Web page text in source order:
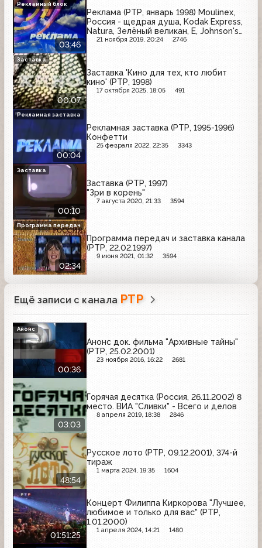
03:46
Реклама (РТР, январь 1998) Moulinex,
Россия - щедрая душа, Kodak Express,
Natura, Зелёный великан, E, Johnson's
PH 5.5, Colgate
21 ноября 2019, 20:24 2746
Рекламный блок
00:07
Заставка 'Кино для тех, кто любит
кино' (РТР, 1998)
17 октября 2025, 18:05 491
Заставка
00:04
Рекламная заставка (РТР, 1995-1996)
Конфетти
25 февраля 2022, 22:35 3343
Рекламная заставка
00:10
Заставка (РТР, 1997)
"Зри в корень"
7 августа 2020, 21:33 3594
Заставка
02:34
Программа передач и заставка канала
(РТР, 22.02.1997)
9 июня 2021, 01:32 3594
Программа передач
Ещё записи с канала РТР
00:36
Анонс док. фильма "Архивные тайны"
(РТР, 25.02.2001)
23 ноября 2016, 16:22 2681
Анонс
03:03
Горячая десятка (Россия, 26.11.2002) 8
место. ВИА "Сливки" - Всего и делов
8 апреля 2019, 18:38 2846
48:54
Русское лото (РТР, 09.12.2001), 374-й
тираж
1 марта 2024, 19:35 1604
01:51:25
Концерт Филиппа Киркорова "Лучшее,
любимое и только для вас" (РТР,
1.01.2000)
1 апреля 2024, 14:21 1480